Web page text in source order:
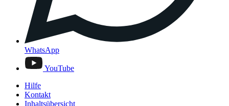
WhatsApp
YouTube
Hilfe
Kontakt
Inhaltsübersicht